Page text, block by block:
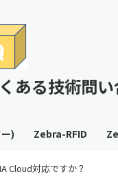
ある技術問い
) Zebra-RFID
Cloud対応ですか？